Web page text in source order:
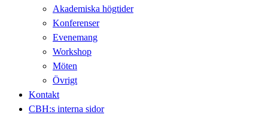
Akademiska högtider
Konferenser
Evenemang
Workshop
Möten
Övrigt
Kontakt
CBH:s interna sidor